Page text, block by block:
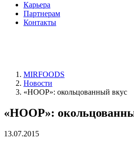
Карьера
Партнерам
Контакты
MIRFOODS
Новости
«HOOP»: окольцованный вкус
«HOOP»:
13.07.2015